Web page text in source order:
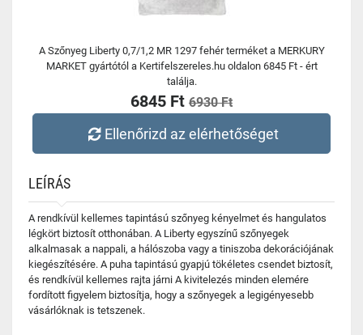
A Szőnyeg Liberty 0,7/1,2 MR 1297 fehér terméket a MERKURY
MARKET gyártótól a Kertifelszereles.hu oldalon 6845 Ft - ért
találja.
6845 Ft 6930 Ft
Ellenőrizd az elérhetőséget
LEÍRÁS
A rendkívül kellemes tapintású szőnyeg kényelmet és hangulatos
légkört biztosít otthonában. A Liberty egyszínű szőnyegek
alkalmasak a nappali, a hálószoba vagy a tiniszoba dekorációjának
kiegészítésére. A puha tapintású gyapjú tökéletes csendet biztosít,
és rendkívül kellemes rajta járni A kivitelezés minden elemére
fordított figyelem biztosítja, hogy a szőnyegek a legigényesebb
vásárlóknak is tetszenek.